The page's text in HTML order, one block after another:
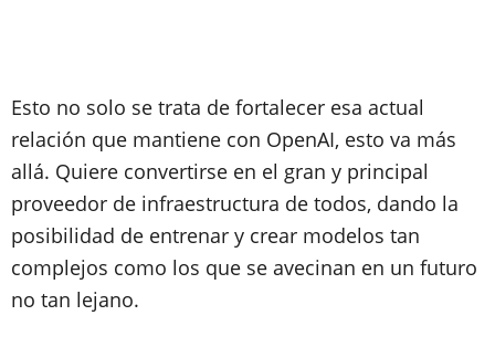
Esto no solo se trata de fortalecer esa actual
relación que mantiene con OpenAI, esto va más
allá. Quiere convertirse en el gran y principal
proveedor de infraestructura de todos, dando la
posibilidad de entrenar y crear modelos tan
complejos como los que se avecinan en un futuro
no tan lejano.